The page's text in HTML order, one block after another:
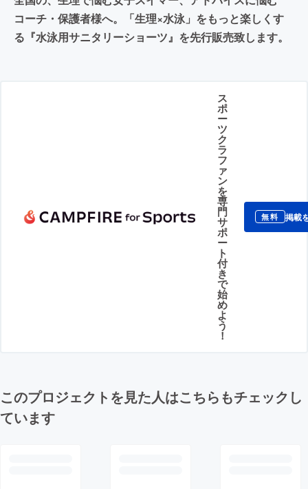
コーチ・保護者様へ。「生理×水泳」をもっと楽しくす
る『水泳用サニタリーショーツ』を先行販売致します。
ス
ポ
ー
ツ
ク
ラ
フ
ァ
ン
を
専
門
サ
ポ
ー
ト
付
き
で
始
め
よ
う
！
無料 掲載
このプロジェクトを見た人はこちらもチェックし
ています